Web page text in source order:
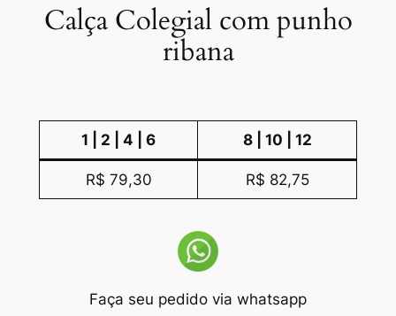
Calça Colegial com punho
ribana
1 | 2 | 4 | 6 8 | 10 | 12
R$ 79,30 R$ 82,75
Faça seu pedido via whatsapp